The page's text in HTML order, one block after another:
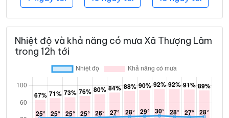
Nhiệt độ và khả năng có mưa Xã Thượng Lâm
trong 12h tới